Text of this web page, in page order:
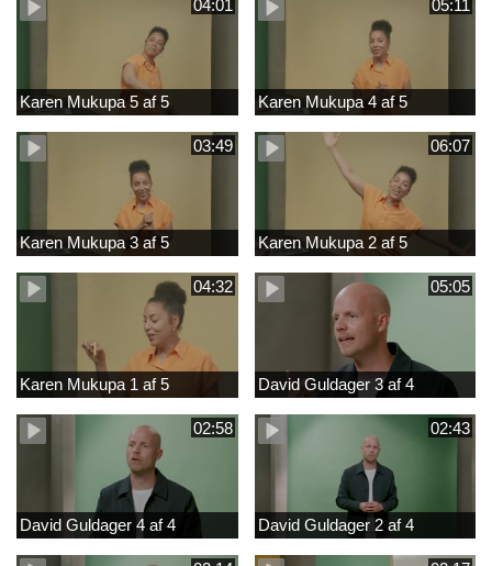
04:01
Karen Mukupa 5 af 5
05:11
Karen Mukupa 4 af 5
03:49
Karen Mukupa 3 af 5
06:07
Karen Mukupa 2 af 5
04:32
Karen Mukupa 1 af 5
05:05
David Guldager 3 af 4
02:58
David Guldager 4 af 4
02:43
David Guldager 2 af 4